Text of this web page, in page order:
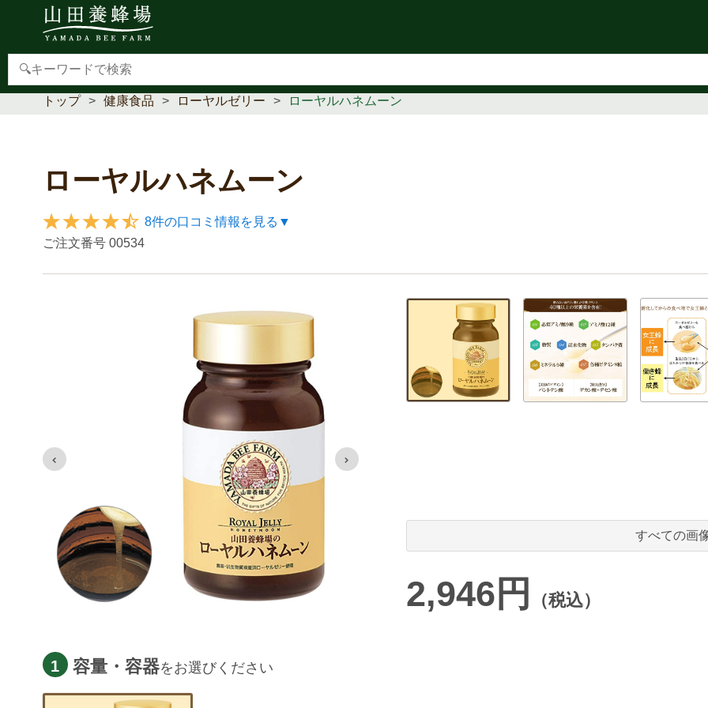
【重要】本人認証サービス(3Dセキュア2.0)導入のお知らせ
トップ 健康食品 ローヤルゼリー ローヤルハネムーン
ローヤルハネムーン
8件の口コミ情報を見る▼
ご注文番号 00534
すべての画
2,946円 （税込）
1 容量・容器をお選びください